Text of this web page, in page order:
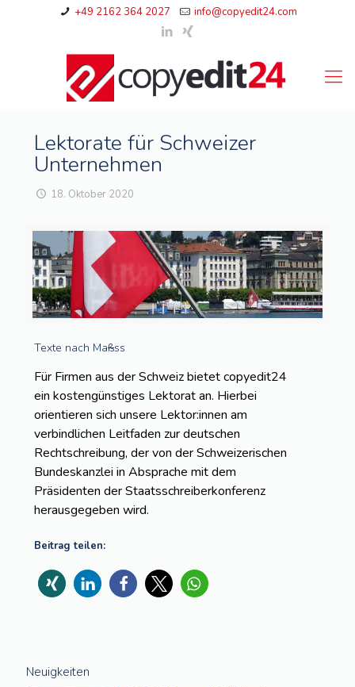
+49 2162 364 2027 info@copyedit24.com
Lektorate für Schweizer
Unternehmen
18. Oktober 2020
Texte nach Maßss
Für Firmen aus der Schweiz bietet copyedit24
ein kostengünstiges Lektorat an. Hierbei
orientieren sich unsere Lektor:innen am
verbindlichen Leitfaden zur deutschen
Rechtschreibung, der von der Schweizerischen
Bundeskanzlei in Absprache mit dem
Präsidenten der Staatsschreiberkonferenz
herausgegeben wird.
Beitrag teilen:
Neuigkeiten